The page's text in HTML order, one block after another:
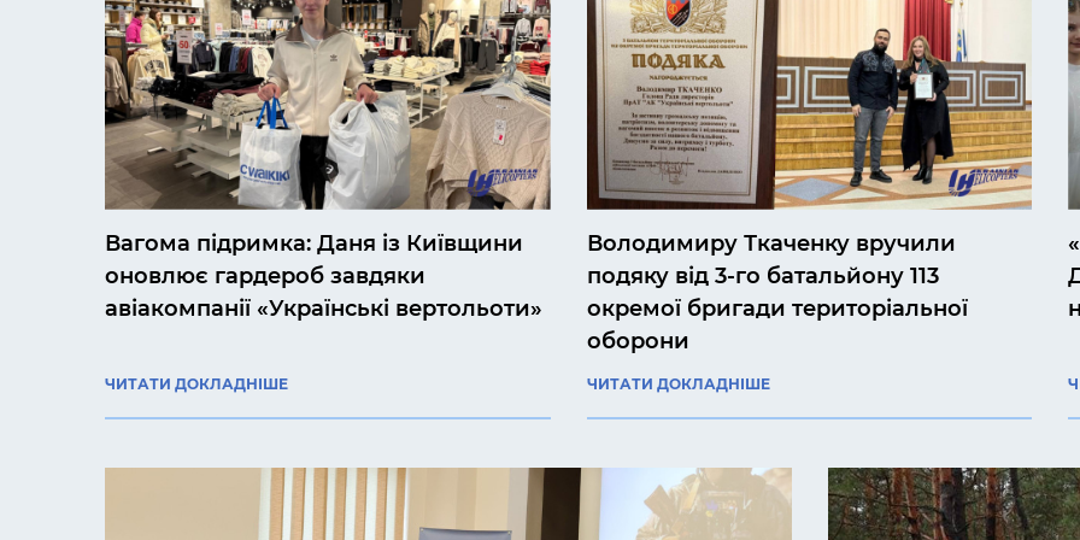
Вагома підримка: Даня із Київщини
оновлює гардероб завдяки
авіакомпанії «Українські вертольоти»
ЧИТАТИ ДОКЛАДНІШЕ
Володимиру Ткаченку вручили
подяку від 3-го батальйону 113
окремої бригади територіальної
оборони
ЧИТАТИ ДОКЛАДНІШЕ